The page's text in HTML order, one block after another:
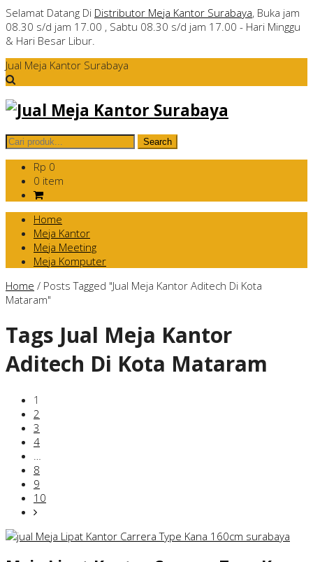
Selamat Datang Di Distributor Meja Kantor Surabaya, Buka jam
08.30 s/d jam 17.00 , Sabtu 08.30 s/d jam 17.00 - Hari Minggu
& Hari Besar Libur.
Jual Meja Kantor Surabaya
Rp 0
0 item
Home
Meja Kantor
Meja Meeting
Meja Komputer
Home / Posts Tagged "Jual Meja Kantor Aditech Di Kota
Mataram"
Tags Jual Meja Kantor
Aditech Di Kota Mataram
1
2
3
4
8
9
10